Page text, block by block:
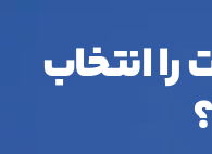
انتخاب